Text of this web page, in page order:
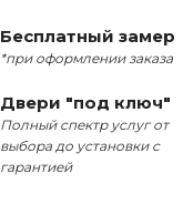
Бесплатный замер
*при оформлении заказа
Двери "под ключ"
Полный спектр услуг от
выбора до установки с
гарантией